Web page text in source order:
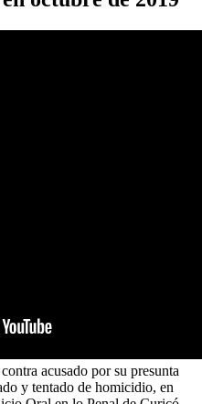
acusado por su presunta
y tentado de homicidio, en